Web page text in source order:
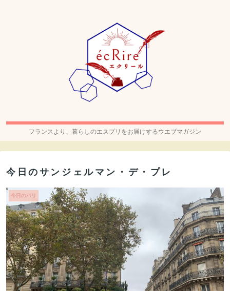
フランスより、暮らしのエスプリをお届けするウエブマガジン
今日のサンジェルマン・デ・プレ
今日のパリ